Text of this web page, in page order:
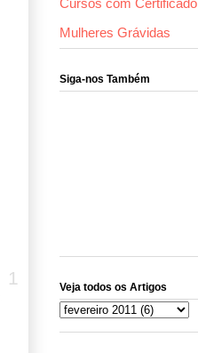
Cursos com Certificado
Mulheres Grávidas
Siga-nos Também
Veja todos os Artigos